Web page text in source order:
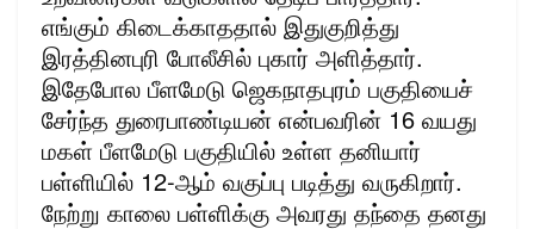
எங்கும் கிடைக்காததால் இதுகுறித்து
இரத்தினபுரி போலீசில் புகார் அளித்தார்.
இதேபோல பீளமேடு ஜெகநாதபுரம் பகுதியைச்
சேர்ந்த துரைபாண்டியன் என்பவரின் 16 வயது
மகள் பீளமேடு பகுதியில் உள்ள தனியார்
பள்ளியில் 12-ஆம் வகுப்பு படித்து வருகிறார்.
நேற்று காலை பள்ளிக்கு அவரது தந்தை தனது